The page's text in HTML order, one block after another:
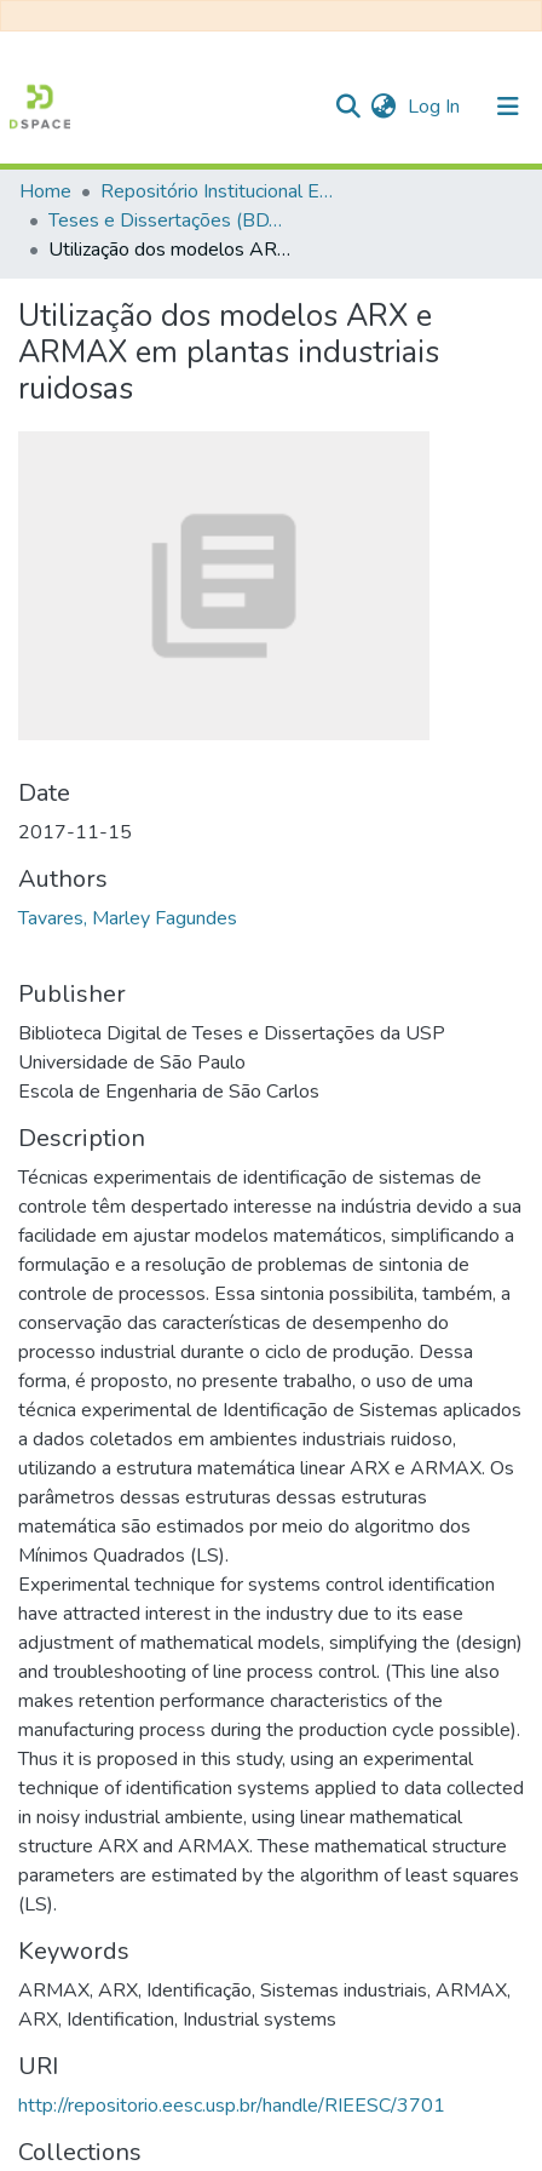
Log In (current)
Communities & Collections
All of DSpace
Statistics
Home
Repositório Institucional EESC
Teses e Dissertações (BDTD USP)
Utilização dos modelos ARX e ARMAX em plantas industriais ruidosas
Utilização dos modelos ARX e
ARMAX em plantas industriais
ruidosas
Date
2017-11-15
Authors
Tavares, Marley Fagundes
Publisher
Biblioteca Digital de Teses e Dissertações da USP
Universidade de São Paulo
Escola de Engenharia de São Carlos
Description
Técnicas experimentais de identificação de sistemas de
controle têm despertado interesse na indústria devido a sua
facilidade em ajustar modelos matemáticos, simplificando a
formulação e a resolução de problemas de sintonia de
controle de processos. Essa sintonia possibilita, também, a
conservação das características de desempenho do
processo industrial durante o ciclo de produção. Dessa
forma, é proposto, no presente trabalho, o uso de uma
técnica experimental de Identificação de Sistemas aplicados
a dados coletados em ambientes industriais ruidoso,
utilizando a estrutura matemática linear ARX e ARMAX. Os
parâmetros dessas estruturas dessas estruturas
matemática são estimados por meio do algoritmo dos
Mínimos Quadrados (LS).
Experimental technique for systems control identification
have attracted interest in the industry due to its ease
adjustment of mathematical models, simplifying the (design)
and troubleshooting of line process control. (This line also
makes retention performance characteristics of the
manufacturing process during the production cycle possible).
Thus it is proposed in this study, using an experimental
technique of identification systems applied to data collected
in noisy industrial ambiente, using linear mathematical
structure ARX and ARMAX. These mathematical structure
parameters are estimated by the algorithm of least squares
(LS).
Keywords
ARMAX, ARX, Identificação, Sistemas industriais, ARMAX,
ARX, Identification, Industrial systems
URI
http://repositorio.eesc.usp.br/handle/RIEESC/3701
Collections